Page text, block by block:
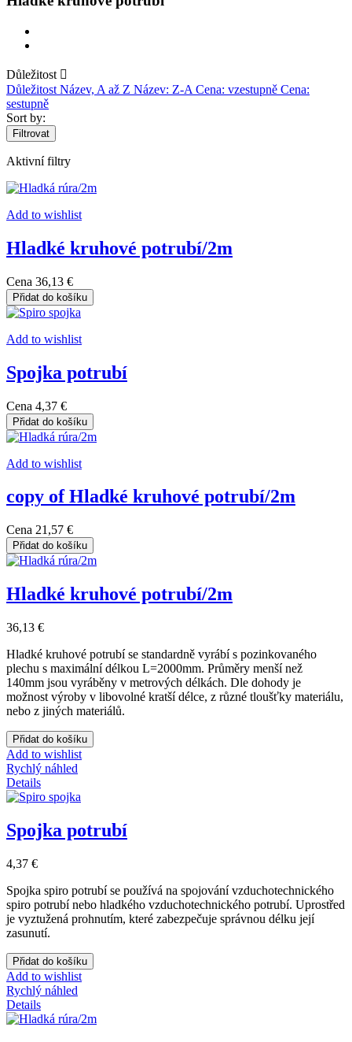
Důležitost 
Důležitost Název, A až Z Název: Z-A Cena: vzestupně Cena:
sestupně
Sort by:
Filtrovat
Aktivní filtry
Add to wishlist
Hladké kruhové potrubí/2m
Cena 36,13 €
Přidat do košíku
Add to wishlist
Spojka potrubí
Cena 4,37 €
Přidat do košíku
Add to wishlist
copy of Hladké kruhové potrubí/2m
Cena 21,57 €
Přidat do košíku
Hladké kruhové potrubí/2m
36,13 €
Hladké kruhové potrubí se standardně vyrábí s pozinkovaného
plechu s maximální délkou L=2000mm. Průměry menší než
140mm jsou vyráběny v metrových délkách. Dle dohody je
možnost výroby v libovolné kratší délce, z různé tloušťky materiálu,
nebo z jiných materiálů.
Přidat do košíku
Add to wishlist
Rychlý náhled
Details
Spojka potrubí
4,37 €
Spojka spiro potrubí se používá na spojování vzduchotechnického
spiro potrubí nebo hladkého vzduchotechnického potrubí. Uprostřed
je vyztužená prohnutím, které zabezpečuje správnou délku její
zasunutí.
Přidat do košíku
Add to wishlist
Rychlý náhled
Details